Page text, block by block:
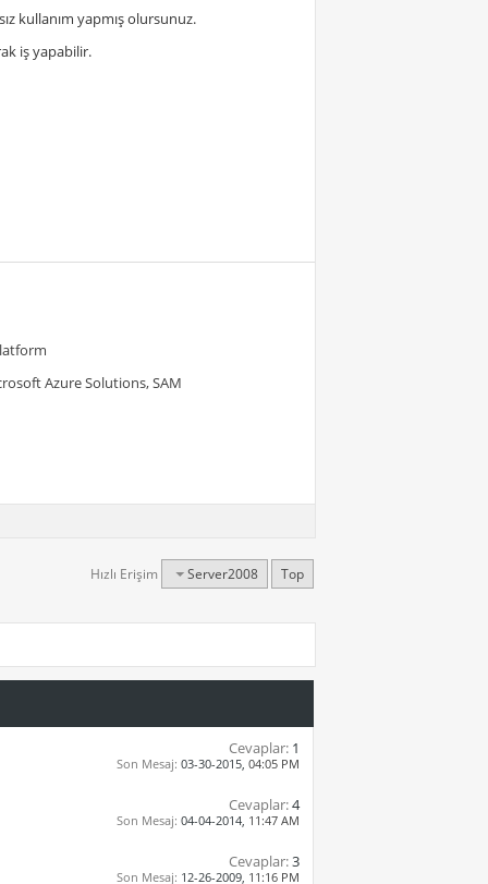
kullanım yapmış olursunuz.
iş yapabilir.
Azure Solutions, SAM
Hızlı Erişim Server2008 Top
Cevaplar: 1
Son Mesaj: 03-30-2015, 04:05 PM
Cevaplar:4
Son Mesaj: 04-04-2014, 11:47 AM
Cevaplar:3
Son Mesaj: 12-26-2009, 11:16 PM